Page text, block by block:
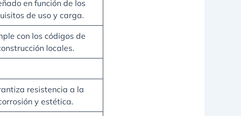
en función de los
de uso y carga.
con los códigos de
locales.
resistencia a la
y estética.